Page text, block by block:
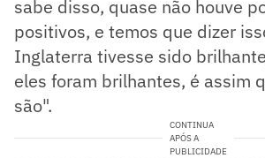
sabe disso, quase não houve
positivos, e temos que dizer
Inglaterra tivesse sido
eles foram brilhantes, é assim
são".
CONTINUA
APÓS A
PUBLICIDADE